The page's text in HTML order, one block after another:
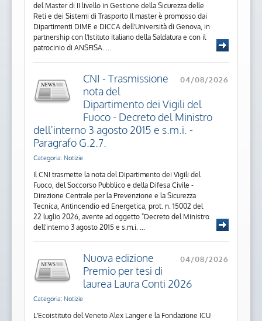
del Master di II livello in Gestione della Sicurezza delle
Reti e dei Sistemi di Trasporto Il master è promosso dai
Dipartimenti DIME e DICCA dell'Università di Genova, in
partnership con l'Istituto Italiano della Saldatura e con il
patrocinio di ANSFISA. ...
04/08/2026
CNI - Trasmissione
nota del
Dipartimento dei Vigili del
Fuoco - Decreto del Ministro
dell'interno 3 agosto 2015 e s.m.i. -
Paragrafo G.2.7.
Categoria: Notizie
Il CNI trasmette la nota del Dipartimento dei Vigili del
Fuoco, del Soccorso Pubblico e della Difesa Civile -
Direzione Centrale per la Prevenzione e la Sicurezza
Tecnica, Antincendio ed Energetica, prot. n. 15002 del
22 luglio 2026, avente ad oggetto "Decreto del Ministro
dell'interno 3 agosto 2015 e s.m.i. ...
04/08/2026
Nuova edizione
Premio per tesi di
laurea Laura Conti 2026
Categoria: Notizie
L'Ecoistituto del Veneto Alex Langer e la Fondazione ICU